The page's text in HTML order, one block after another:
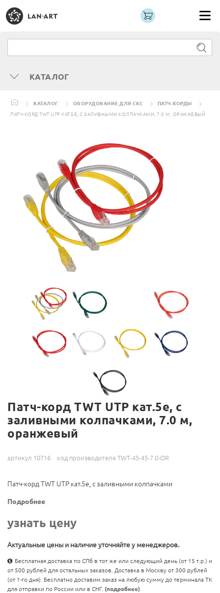
КАТАЛОГ
КАТАЛОГ ОБОРУДОВАНИЕ ДЛЯ СКС
ПАТЧ-КОРДЫ
ПАТЧ-КОРД TWT UTP КАТ.5E, С ЗАЛИВНЫМИ КОЛПАЧКАМИ, 7.0 М, ОРАНЖЕВЫЙ
Патч-корд TWT UTP кат.5e, с
заливными колпачками, 7.0 м,
оранжевый
артикул 10716 код производителя TWT-45-45-7.0-OR
Патч-корд TWT UTP кат.5e, с заливными колпачками
Подробнее
узнать цену
Актуальные цены и наличие уточняйте у менеджеров.
Бесплатная доставка по СПб в тот же или следующий день (от 15 т.р.) и
от 500 рублей для остальных заказов. Доставка в Москву от 300 рублей
(от 1-го дня). Бесплатно доставим заказ на любую сумму до терминала ТК
для отправки по России или в СНГ. (подробнее)